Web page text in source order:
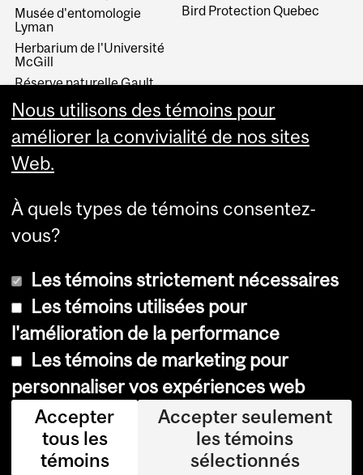
Musée d'entomologie
Lyman
Herbarium de l'Université
McGill
Réserve naturelle Gault
Collections historiques de
l'Université McGill
Bird Protection Quebec
© Université McGill, 2026
Accessibilité
Avis sur les témoins
Paramètres des témoins
Se connecter
Nous utilisons des témoins pour
améliorer la convivialité de nos sites
Web.
À quels types de témoins consentez-
vous?
Les témoins strictement nécessaires
Les témoins utilisées pour
l'amélioration de la performance
Les témoins de marketing pour
personnaliser vos expériences web
Accepter
tous les
témoins
Accepter seulement
les témoins
sélectionnés